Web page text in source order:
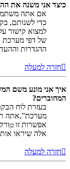
כיצד אני משנה את
אם אתה משתמש
כדי לשנותם,
למצוא קישור
של דפי מערכת
ההגדרות
חזרה למעלה
איך אני מונע משם
המחוברים?
בעזרת לוח
מערכת”,אתה
אפשרות זו כן
אלה שיראו
חזרה למעלה